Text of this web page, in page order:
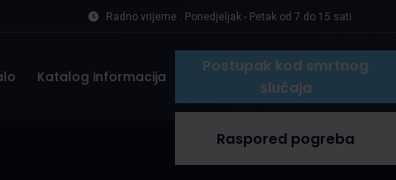
Radno vrijeme : Ponedjeljak - Petak od 7 do 15 sati
Katalog informacija
Postupak kod smrtnog
slučaja
Raspored pogreba